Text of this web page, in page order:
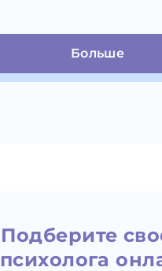
Больше
Подберите
психолога